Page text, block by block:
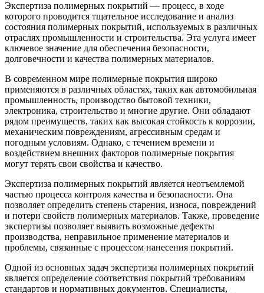
Экспертиза полимерных покрытий — процесс, в ходе
которого проводится тщательное исследование и анализ
состояния полимерных покрытий, используемых в различных
отраслях промышленности и строительства. Эта услуга имеет
ключевое значение для обеспечения безопасности,
долговечности и качества полимерных материалов.
В современном мире полимерные покрытия широко
применяются в различных областях, таких как автомобильная
промышленность, производство бытовой техники,
электроника, строительство и многие другие. Они обладают
рядом преимуществ, таких как высокая стойкость к коррозии,
механическим повреждениям, агрессивным средам и
погодным условиям. Однако, с течением времени и
воздействием внешних факторов полимерные покрытия
могут терять свои свойства и качество.
Экспертиза полимерных покрытий является неотъемлемой
частью процесса контроля качества и безопасности. Она
позволяет определить степень старения, износа, повреждений
и потери свойств полимерных материалов. Также, проведение
экспертизы позволяет выявить возможные дефекты
производства, неправильное применение материалов и
проблемы, связанные с процессом нанесения покрытий.
Одной из основных задач экспертизы полимерных покрытий
является определение соответствия покрытий требованиям
стандартов и нормативных документов. Специалисты,